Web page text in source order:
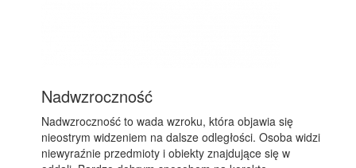
Nadwzroczność
Nadwzroczność to wada wzroku, która objawia się
nieostrym widzeniem na dalsze odległości. Osoba widzi
niewyraźnie przedmioty i obiekty znajdujące się w